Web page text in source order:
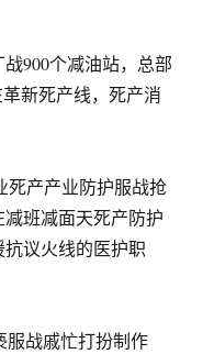
900个减油站，总部
新死产线，死产消
死产产业防护服战抢
班减面天死产防护
议火线的医护职
服战戚忙打扮制作